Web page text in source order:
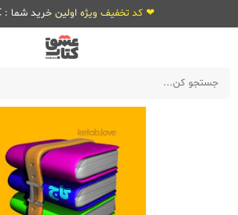
❤ کد تخفیف ویژه اولین خرید شما : KLC ❤